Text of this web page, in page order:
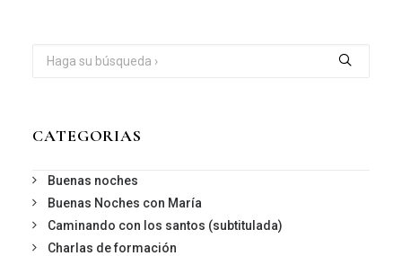
CATEGORIAS
Buenas noches
Buenas Noches con María
Caminando con los santos (subtitulada)
Charlas de formación